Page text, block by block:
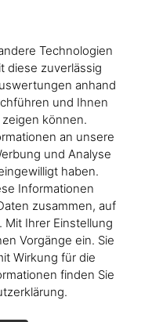
Technologien
diese zuverlässig
anhand
und Ihnen
können.
an unsere
und Analyse
haben.
Informationen
zusammen, auf
Ihrer Einstellung
Vorgänge ein. Sie
Wirkung für die
finden Sie